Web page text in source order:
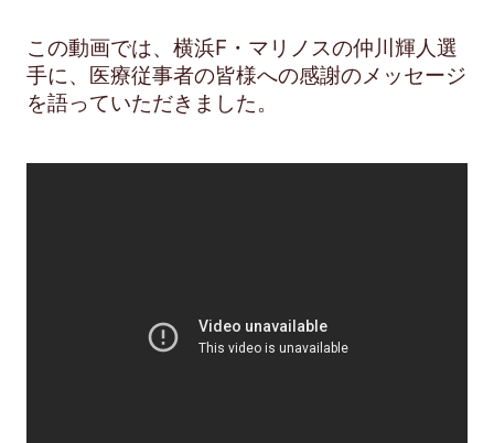
この動画では、横浜F・マリノスの仲川輝人選
手に、医療従事者の皆様への感謝のメッセージ
を語っていただきました。